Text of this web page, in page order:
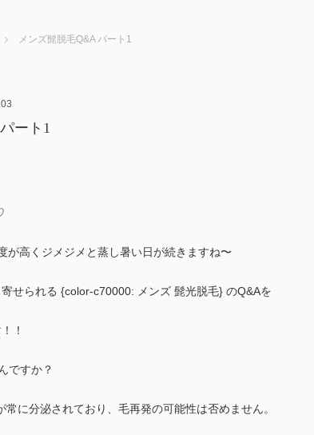
メンズ髭脱毛Q&A パート1
ート1
が高くジメジメと蒸し暑い日が続きますね〜
せられる {color-c70000: メンズ 髭光脱毛} のQ&Aを
！
ですか？
に分泌されており、毛再発の可能性は否めません。